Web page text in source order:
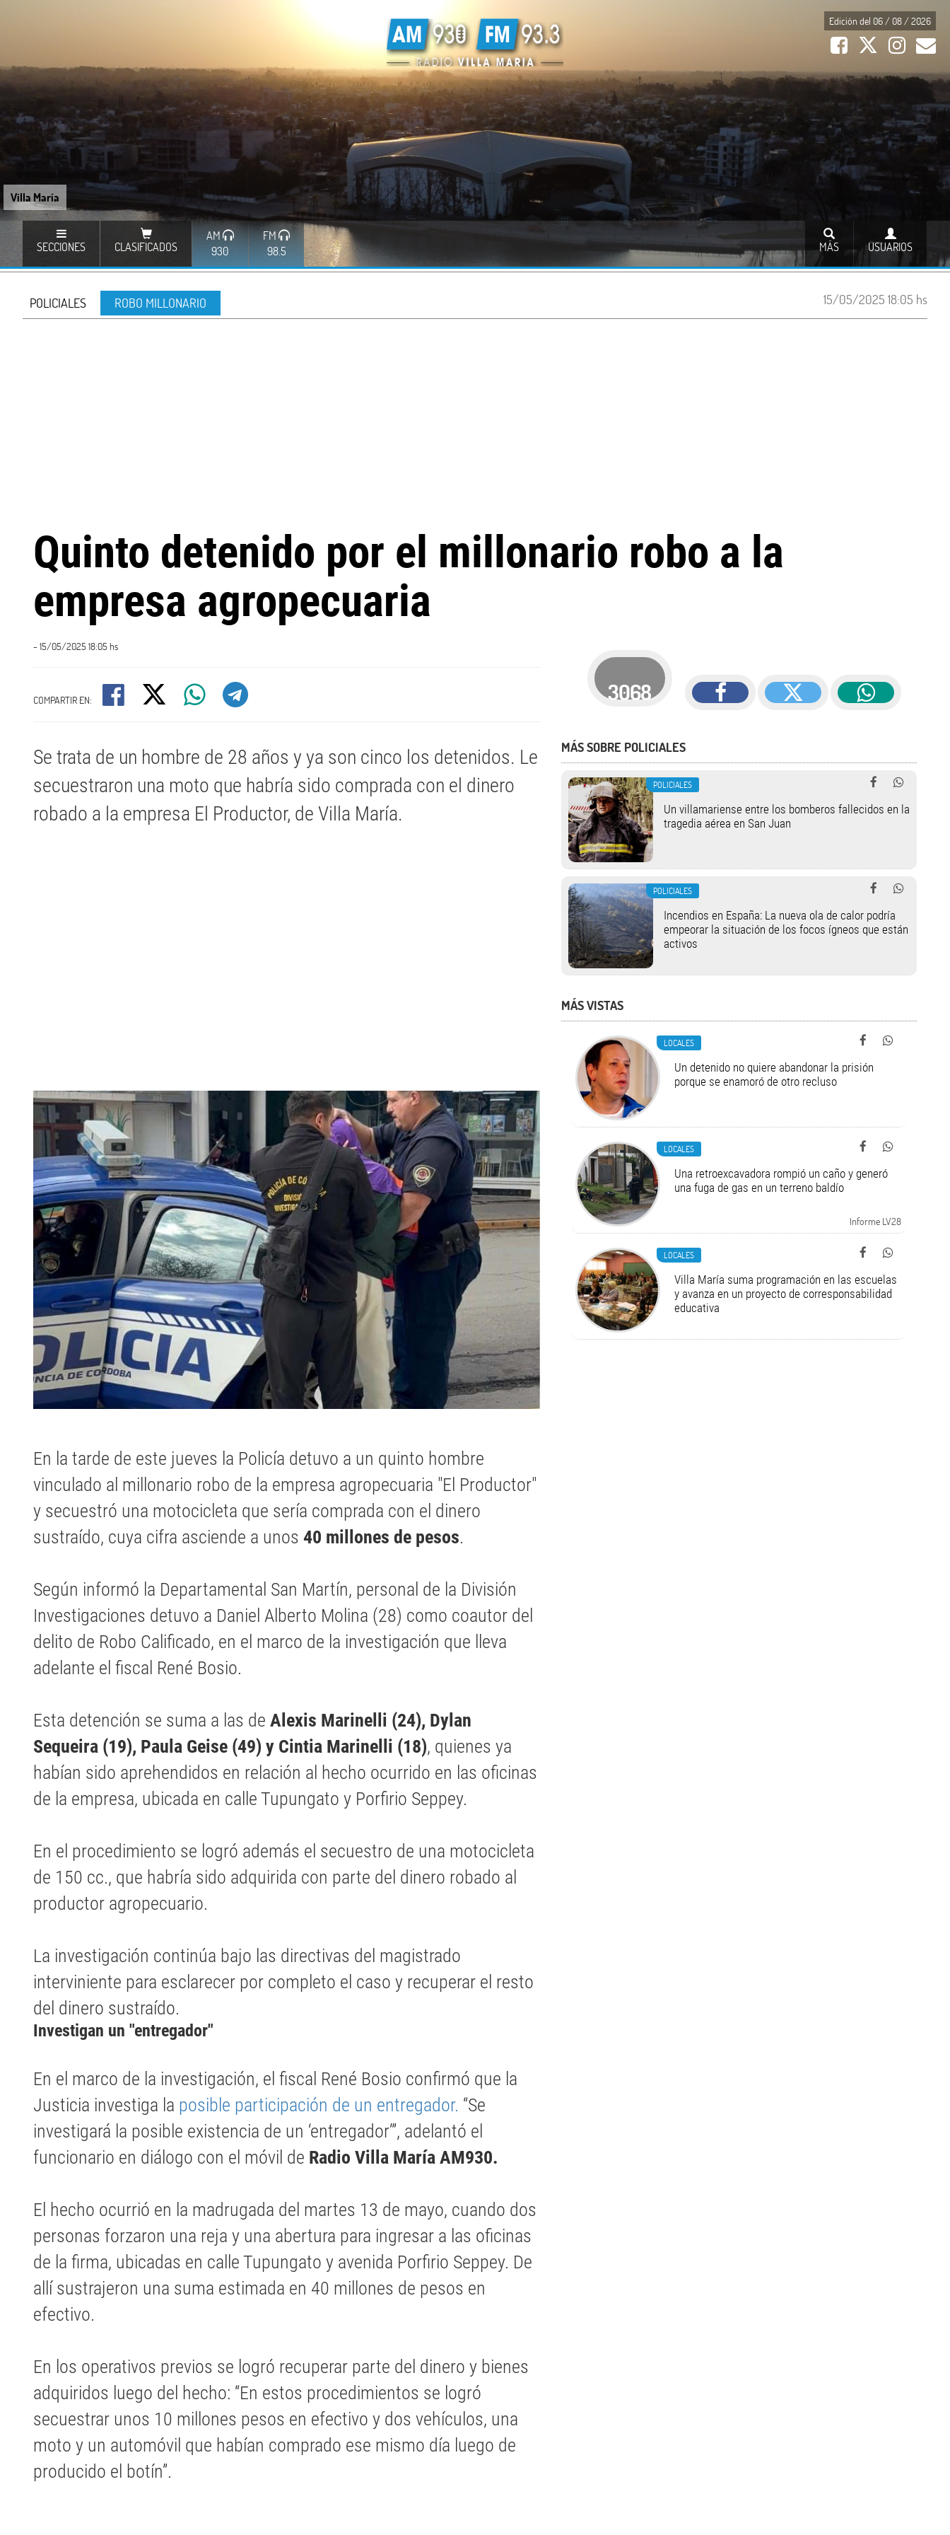
Villa María
Edición del 06 / 08 / 2026
SECCIONES CLASIFICADOS
AM
930
FM
98.5
USUARIOS
MÁS
15/05/2025 18:05 hs
POLICIALES ROBO MILLONARIO
Quinto detenido por el millonario robo a la
empresa agropecuaria
- 15/05/2025 18:05 hs
COMPARTIR EN:
Se trata de un hombre de 28 años y ya son cinco los detenidos. Le
secuestraron una moto que habría sido comprada con el dinero
robado a la empresa El Productor, de Villa María.
En la tarde de este jueves la Policía detuvo a un quinto hombre
vinculado al millonario robo de la empresa agropecuaria "El Productor"
y secuestró una motocicleta que sería comprada con el dinero
sustraído, cuya cifra asciende a unos 40 millones de pesos.
Según informó la Departamental San Martín, personal de la División
Investigaciones detuvo a Daniel Alberto Molina (28) como coautor del
delito de Robo Calificado, en el marco de la investigación que lleva
adelante el fiscal René Bosio.
Esta detención se suma a las de Alexis Marinelli (24), Dylan
Sequeira (19), Paula Geise (49) y Cintia Marinelli (18), quienes ya
habían sido aprehendidos en relación al hecho ocurrido en las oficinas
de la empresa, ubicada en calle Tupungato y Porfirio Seppey.
En el procedimiento se logró además el secuestro de una motocicleta
de 150 cc., que habría sido adquirida con parte del dinero robado al
productor agropecuario.
La investigación continúa bajo las directivas del magistrado
interviniente para esclarecer por completo el caso y recuperar el resto
del dinero sustraído.
Investigan un "entregador"
En el marco de la investigación, el fiscal René Bosio confirmó que la
Justicia investiga la posible participación de un entregador. “Se
investigará la posible existencia de un ‘entregador’”, adelantó el
funcionario en diálogo con el móvil de Radio Villa María AM930.
El hecho ocurrió en la madrugada del martes 13 de mayo, cuando dos
personas forzaron una reja y una abertura para ingresar a las oficinas
de la firma, ubicadas en calle Tupungato y avenida Porfirio Seppey. De
allí sustrajeron una suma estimada en 40 millones de pesos en
efectivo.
En los operativos previos se logró recuperar parte del dinero y bienes
adquiridos luego del hecho: “En estos procedimientos se logró
secuestrar unos 10 millones pesos en efectivo y dos vehículos, una
moto y un automóvil que habían comprado ese mismo día luego de
producido el botín”.
3068
MÁS SOBRE POLICIALES
POLICIALES
Un villamariense entre los bomberos fallecidos en la
tragedia aérea en San Juan
POLICIALES
Incendios en España: La nueva ola de calor podría
empeorar la situación de los focos ígneos que están
activos
MÁS VISTAS
LOCALES
Un detenido no quiere abandonar la prisión
porque se enamoró de otro recluso
LOCALES
Una retroexcavadora rompió un caño y generó
una fuga de gas en un terreno baldío
Informe LV28
LOCALES
Villa María suma programación en las escuelas
y avanza en un proyecto de corresponsabilidad
educativa